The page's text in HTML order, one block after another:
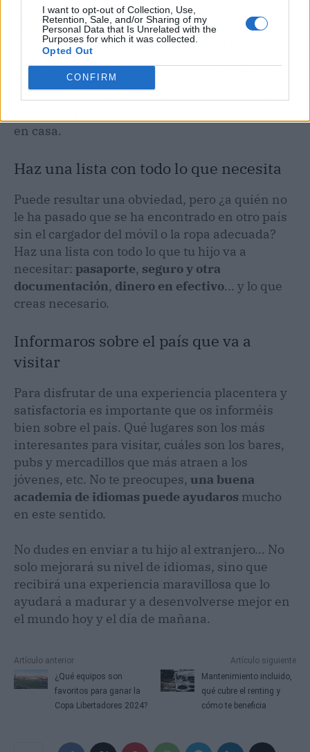
I want to opt-out of Collection, Use,
Retention, Sale, and/or Sharing of my
Personal Data that Is Unrelated with the
Purposes for which it was collected.
Opted Out
CONFIRM
Lo primero que debes es hacer en contactar con
escuela conocida y reconocida
en el
ámbito de los idiomas que te ofrezca cursos de
calidad. Además, debes informarte de que esta
cuenta conmonitores cualificados
dominan a la perfección el idioma, sino que
en casa.
Haz una lista con todo lo que necesita
Puede resultar una obviedad, pero ¿a quién no
le ha pasado que se ha encontrado en otro país
sin el cargador del móvil o la ropa adecuada?
Haz una lista con todo lo que tu hijo va a
necesitar: pasaporte, seguro y otra
documentación, dinero en efectivo... y lo que
creas necesario.
Informaros sobre el país que va a
visitar
Para disfrutar de una experiencia placentera y
satisfactoria es importante que os informéis
bien sobre el país. Qué lugares son los más
interesantes para visitar, cuáles son los bares,
pubs y mercadillos que más atraen a los
jóvenes, etc. No te preocupes, una buena
academia de idiomas puede ayudaros mucho
en este sentido.
No dudes en enviar a tu hijo al extranjero... No
solo mejorará su nivel de idiomas, sino que
recibirá una experiencia maravillosa que lo
ayudará a madurar y a desenvolverse mejor en
el mundo hoy y el día de mañana.
Artículo anterior
¿Qué equipos son
favoritos para ganar la
Copa Libertadores 2024?
Artículo siguiente
Mantenimiento incluido,
qué cubre el renting y
cómo te beneficia